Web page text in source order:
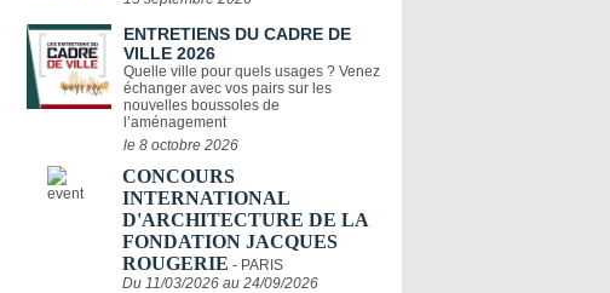
ENTRETIENS DU CADRE DE
VILLE 2026
Quelle ville pour quels usages ? Venez
échanger avec vos pairs sur les
nouvelles boussoles de
l’aménagement
le 8 octobre 2026
CONCOURS
INTERNATIONAL
D'ARCHITECTURE DE LA
FONDATION JACQUES
ROUGERIE - PARIS
Du 11/03/2026 au 24/09/2026